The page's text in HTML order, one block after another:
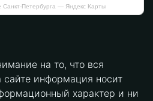
Санкт‑Петербурга — Яндекс Карты
на то, что вся
сайте информация носит
характер и ни